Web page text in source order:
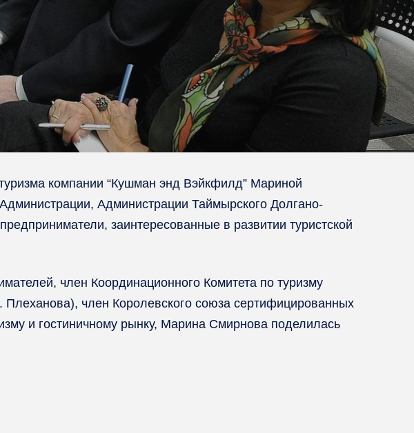
компании “Кушман энд Вэйкфилд” Мариной
Администрации Таймырского Долгано-
заинтересованные в развитии туристской
член Координационного Комитета по туризму
член Королевского союза сертифицированных
и гостиничному рынку, Марина Смирнова поделилась